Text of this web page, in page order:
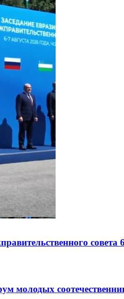
совета
молодых